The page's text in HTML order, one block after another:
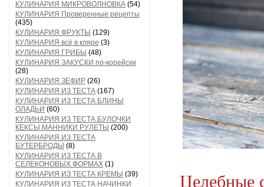
КУЛИНАРИЯ МИКРОВОЛНОВКА (54)
КУЛИНАРИЯ Проверенные рецепты
(435)
КУЛИНАРИЯ ФРУКТЫ (129)
КУЛИНАРИЯ всё в кляре (3)
КУЛИНАРИЯ ГРИБЫ (48)
КУЛИНАРИЯ ЗАКУСКИ по-корейски
(28)
КУЛИНАРИЯ ЗЕФИР (26)
КУЛИНАРИЯ ИЗ ТЕСТА (167)
КУЛИНАРИЯ ИЗ ТЕСТА БЛИНЫ
ОЛАДЬИ (60)
КУЛИНАРИЯ ИЗ ТЕСТА БУЛОЧКИ
КЕКСЫ МАННИКИ РУЛЕТЫ (200)
КУЛИНАРИЯ ИЗ ТЕСТА
БУТЕРБРОДЫ (8)
КУЛИНАРИЯ ИЗ ТЕСТА В
СЕЛЕКОНОВЫХ ФОРМАХ (1)
КУЛИНАРИЯ ИЗ ТЕСТА КРЕМЫ (39)
КУЛИНАРИЯ ИЗ ТЕСТА НАЧИНКИ
Целебные